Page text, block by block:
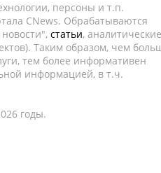
персоны и т.п.
CNews. Обрабатываются
статьи, аналитические
Таким образом, чем
тем более информативен
информацией, в т.ч.
годы.